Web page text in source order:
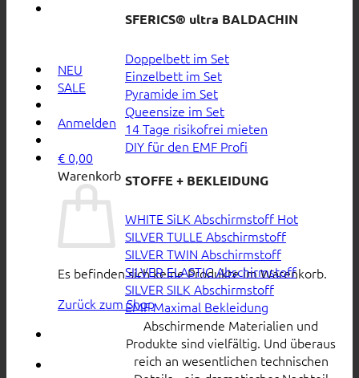
NEU
SALE
Anmelden
€ 0,00
Warenkorb
Es befinden sich keine Produkte im Warenkorb.
Zurück zum Shop
SFERICS® ultra BALDACHIN
Doppelbett im Set
Einzelbett im Set
Pyramide im Set
Queensize im Set
14 Tage risikofrei mieten
DIY für den EMF Profi
STOFFE + BEKLEIDUNG
WHITE SiLK Abschirmstoff
SILVER TULLE Abschirmstoff
SILVER TWIN Abschirmstoff
SILVER ELASTIC Abschirmstoff
SILVER SILK Abschirmstoff
EMF Maximal Bekleidung
Abschirmende Materialien und
Produkte sind vielfältig. Und überaus
reich an wesentlichen technischen